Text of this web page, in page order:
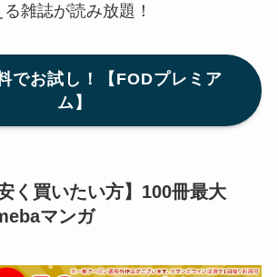
雑誌が読み放題！
でお試し！【FODプレミア
ム】
く買いたい方】100冊最大
マンガ